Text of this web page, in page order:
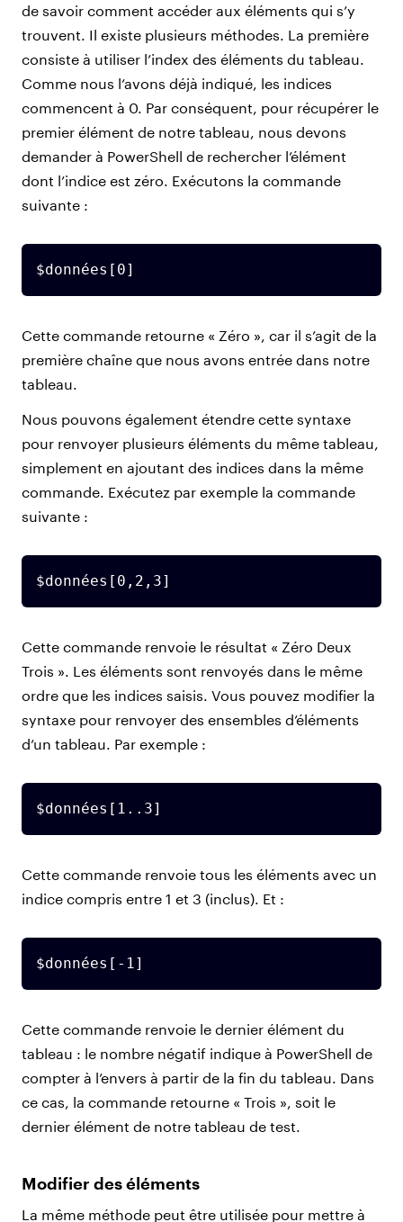
de savoir comment accéder aux éléments qui s’y
trouvent. Il existe plusieurs méthodes. La première
consiste à utiliser l’index des éléments du tableau.
Comme nous l’avons déjà indiqué, les indices
commencent à 0. Par conséquent, pour récupérer le
premier élément de notre tableau, nous devons
demander à PowerShell de rechercher l’élément
dont l’indice est zéro. Exécutons la commande
suivante :
$données[0]
Cette commande retourne « Zéro », car il s’agit de la
première chaîne que nous avons entrée dans notre
tableau.
Nous pouvons également étendre cette syntaxe
pour renvoyer plusieurs éléments du même tableau,
simplement en ajoutant des indices dans la même
commande. Exécutez par exemple la commande
suivante :
$données[0,2,3]
Cette commande renvoie le résultat « Zéro Deux
Trois ». Les éléments sont renvoyés dans le même
ordre que les indices saisis. Vous pouvez modifier la
syntaxe pour renvoyer des ensembles d’éléments
d’un tableau. Par exemple :
$données[1..3]
Cette commande renvoie tous les éléments avec un
indice compris entre 1 et 3 (inclus). Et :
$données[-1]
Cette commande renvoie le dernier élément du
tableau : le nombre négatif indique à PowerShell de
compter à l’envers à partir de la fin du tableau. Dans
ce cas, la commande retourne « Trois », soit le
dernier élément de notre tableau de test.
Modifier des éléments
La même méthode peut être utilisée pour mettre à